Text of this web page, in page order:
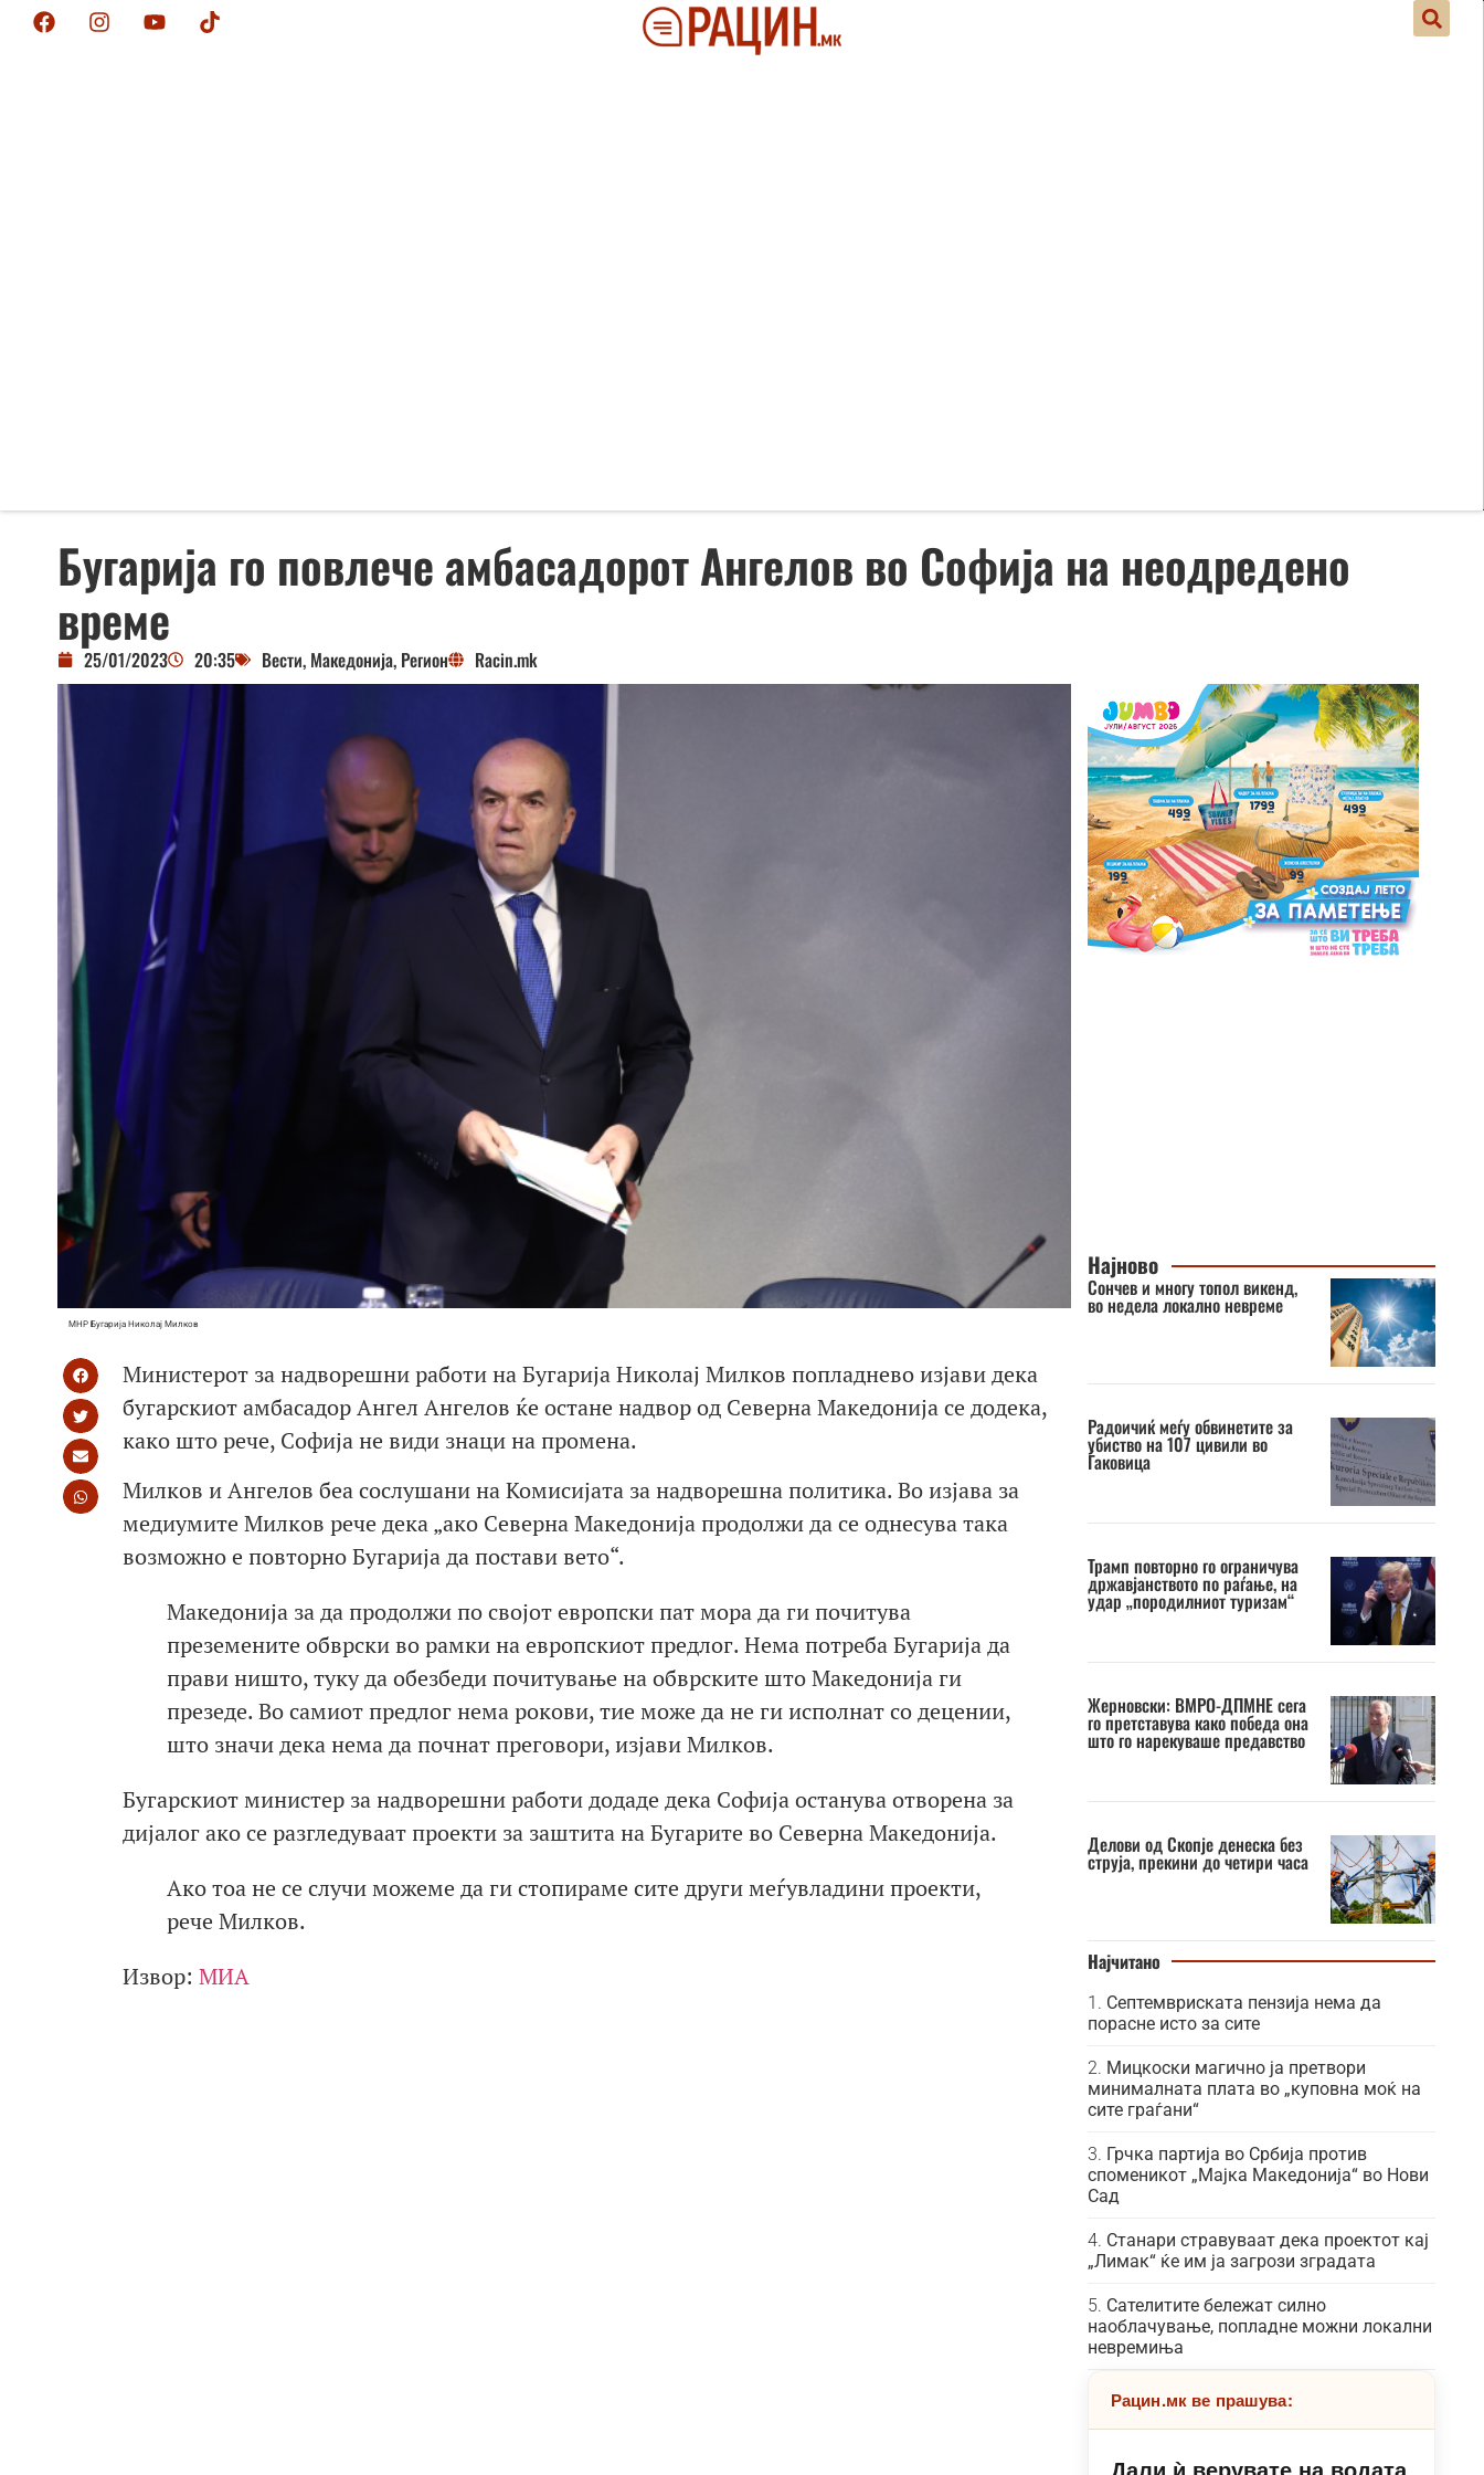
Бугарија го повлече амбасадорот Ангелов во Софија на неодредено
време
25/01/2023 20:35 Вести, Македонија, Регион Racin.mk
МНР Бугарија Николај Милков
Министерот за надворешни работи на Бугарија Николај Милков попладнево изјави дека
бугарскиот амбасадор Ангел Ангелов ќе остане надвор од Северна Македонија се додека,
како што рече, Софија не види знаци на промена.
Милков и Ангелов беа сослушани на Комисијата за надворешна политика. Во изјава за
медиумите Милков рече дека „ако Северна Македонија продолжи да се однесува така
возможно е повторно Бугарија да постави вето“.
Македонија за да продолжи по својот европски пат мора да ги почитува
преземените обврски во рамки на европскиот предлог. Нема потреба Бугарија да
прави ништо, туку да обезбеди почитување на обврските што Македонија ги
презеде. Во самиот предлог нема рокови, тие може да не ги исполнат со децении,
што значи дека нема да почнат преговори, изјави Милков.
Бугарскиот министер за надворешни работи додаде дека Софија останува отворена за
дијалог ако се разгледуваат проекти за заштита на Бугарите во Северна Македонија.
Ако тоа не се случи можеме да ги стопираме сите други меѓувладини проекти,
рече Милков.
Извор: МИА
Најново
Сончев и многу топол викенд,
во недела локално невреме
Радоичиќ меѓу обвинетите за
убиство на 107 цивили во
Ѓаковица
Трамп повторно го ограничува
државјанството по раѓање, на
удар „породилниот туризам“
Жерновски: ВМРО-ДПМНЕ сега
го претставува како победа она
што го нарекуваше предавство
Делови од Скопје денеска без
струја, прекини до четири часа
Најчитано
Септемвриската пензија нема да
порасне исто за сите
Мицкоски магично ја претвори
минималната плата во „куповна моќ на
сите граѓани“
Грчка партија во Србија против
споменикот „Мајка Македонија“ во Нови
Сад
Станари стравуваат дека проектот кај
„Лимак“ ќе им ја загрози зградата
Сателитите бележат силно
наоблачување, попладне можни локални
невремиња
Рацин.мк ве прашува: